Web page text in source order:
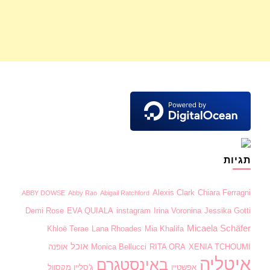
תגיות
ABBY DOWSE Abby Rao Abigail Ratchford Alexis Clark Chiara Ferragni
Demi Rose EVA QUIALA instagram Irina Voronina Jessika Gotti
Khloë Terae Lana Rhoades Mia Khalifa Micaela Schäfer
Monica Bellucci RITA ORA XENIA TCHOUMI אוכל אופנה
איטליה אפשטיין באינסטגרם ג'סליין מקסוול